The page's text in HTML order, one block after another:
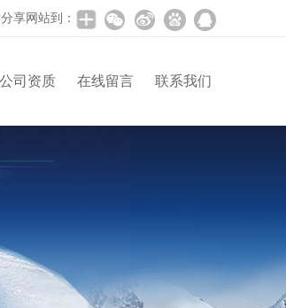
享网站到：
公司资质 在线留言 联系我们